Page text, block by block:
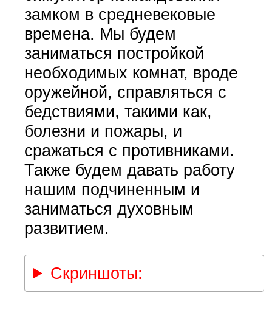
замком в средневековые
времена. Мы будем
заниматься постройкой
необходимых комнат, вроде
оружейной, справляться с
бедствиями, такими как,
болезни и пожары, и
сражаться с противниками.
Также будем давать работу
нашим подчиненным и
заниматься духовным
развитием.
Скриншоты: